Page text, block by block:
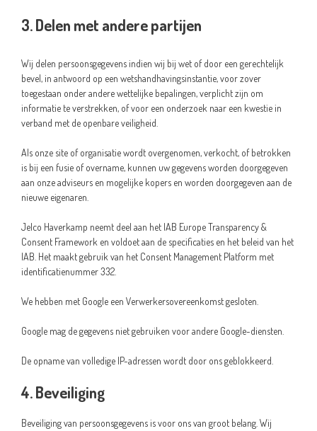
3. Delen met andere partijen
Wij delen persoonsgegevens indien wij bij wet of door een gerechtelijk
bevel, in antwoord op een wetshandhavingsinstantie, voor zover
toegestaan onder andere wettelijke bepalingen, verplicht zijn om
informatie te verstrekken, of voor een onderzoek naar een kwestie in
verband met de openbare veiligheid.
Als onze site of organisatie wordt overgenomen, verkocht, of betrokken
is bij een fusie of overname, kunnen uw gegevens worden doorgegeven
aan onze adviseurs en mogelijke kopers en worden doorgegeven aan de
nieuwe eigenaren.
Jelco Haverkamp neemt deel aan het IAB Europe Transparency &
Consent Framework en voldoet aan de specificaties en het beleid van het
IAB. Het maakt gebruik van het Consent Management Platform met
identificatienummer 332.
We hebben met Google een Verwerkersovereenkomst gesloten.
Google mag de gegevens niet gebruiken voor andere Google-diensten.
De opname van volledige IP-adressen wordt door ons geblokkeerd.
4. Beveiliging
Beveiliging van persoonsgegevens is voor ons van groot belang. Wij